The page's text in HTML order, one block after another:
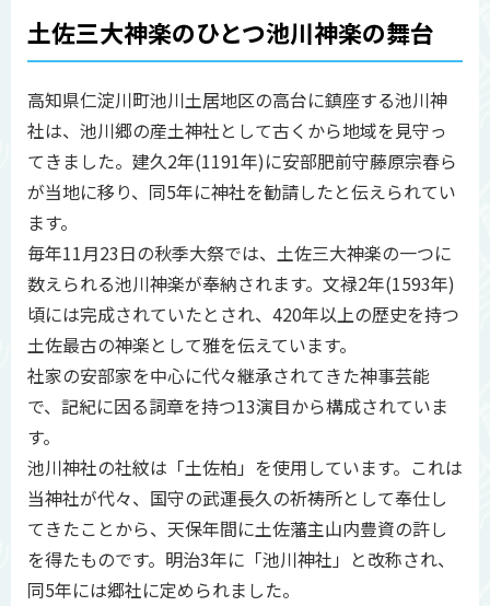
土佐三大神楽のひとつ池川神楽の舞台
高知県仁淀川町池川土居地区の高台に鎮座する池川神
社は、池川郷の産土神社として古くから地域を見守っ
てきました。建久2年(1191年)に安部肥前守藤原宗春ら
が当地に移り、同5年に神社を勧請したと伝えられてい
ます。
毎年11月23日の秋季大祭では、土佐三大神楽の一つに
数えられる池川神楽が奉納されます。文禄2年(1593年)
頃には完成されていたとされ、420年以上の歴史を持つ
土佐最古の神楽として雅を伝えています。
社家の安部家を中心に代々継承されてきた神事芸能
で、記紀に因る詞章を持つ13演目から構成されていま
す。
池川神社の社紋は「土佐柏」を使用しています。これは
当神社が代々、国守の武運長久の祈祷所として奉仕し
てきたことから、天保年間に土佐藩主山内豊資の許し
を得たものです。明治3年に「池川神社」と改称され、
同5年には郷社に定められました。